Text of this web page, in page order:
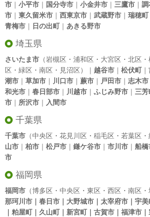
市 ｜ 小平市 ｜ 国分寺市 ｜ 小金井市 ｜ 三鷹市 ｜ 調
市 ｜ 東久留米市 ｜ 西東京市 ｜ 武蔵野市 ｜ 瑞穂町
青梅市 ｜ 日の出町｜ あきる野市
埼玉県
さいたま市 （岩槻区・浦和区・大宮区・北区
区・緑区・南区・見沼区）｜ 越谷市 ｜ 松伏町｜
潮市 ｜ 草加市 ｜ 川口市 ｜ 蕨市 ｜ 戸田市 ｜ 志木市
和光市 ｜ 春日部市 ｜ 川越市 ｜ ふじみ野市 ｜ 三芳
市 ｜ 所沢市 ｜ 入間市
千葉県
千葉市 （中央区・花見川区・稲毛区・若葉区
山市 ｜ 柏市 ｜ 松戸市 ｜ 鎌ケ谷市 ｜ 市川市 ｜ 船橋
市
福岡県
福岡市 （博多区・中央区・東区・西区・南区・
那珂川市｜春日市｜大野城市｜太宰府市｜宇
｜粕屋町｜久山町｜新宮町｜古賀市｜福津市